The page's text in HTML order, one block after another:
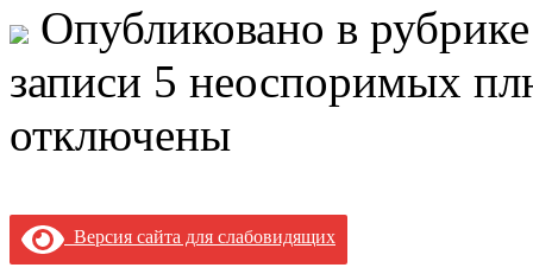
Опубликовано в
записи 5 неоспоримых
отключены
Версия сайта для слабовидящих